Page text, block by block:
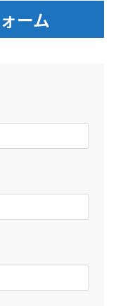
ーム